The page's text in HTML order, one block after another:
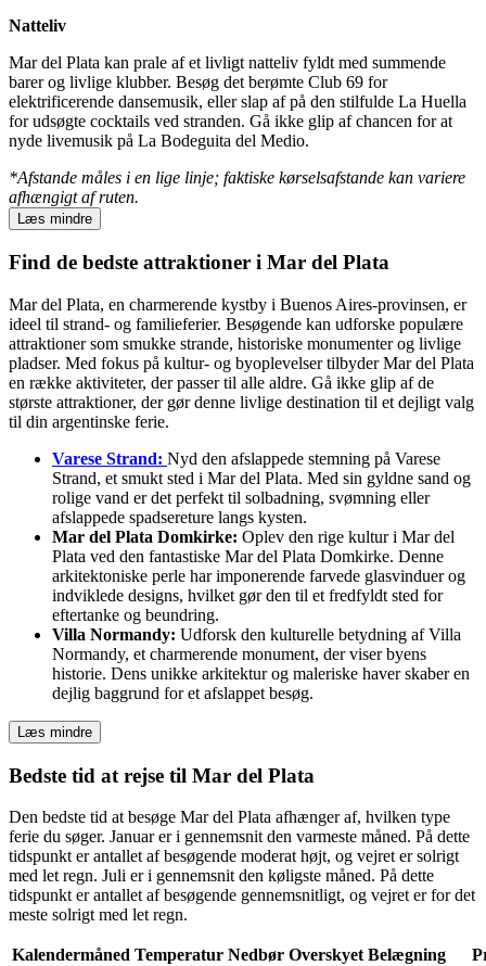
Natteliv
Mar del Plata kan prale af et livligt natteliv fyldt med summende
barer og livlige klubber. Besøg det berømte Club 69 for
elektrificerende dansemusik, eller slap af på den stilfulde La Huella
for udsøgte cocktails ved stranden. Gå ikke glip af chancen for at
nyde livemusik på La Bodeguita del Medio.
*Afstande måles i en lige linje; faktiske kørselsafstande kan variere
afhængigt af ruten.
Læs mindre
Find de bedste attraktioner i Mar del Plata
Mar del Plata, en charmerende kystby i Buenos Aires-provinsen, er
ideel til strand- og familieferier. Besøgende kan udforske populære
attraktioner som smukke strande, historiske monumenter og livlige
pladser. Med fokus på kultur- og byoplevelser tilbyder Mar del Plata
en række aktiviteter, der passer til alle aldre. Gå ikke glip af de
største attraktioner, der gør denne livlige destination til et dejligt valg
til din argentinske ferie.
Varese Strand: Nyd den afslappede stemning på Varese
Strand, et smukt sted i Mar del Plata. Med sin gyldne sand og
rolige vand er det perfekt til solbadning, svømning eller
afslappede spadsereture langs kysten.
Mar del Plata Domkirke: Oplev den rige kultur i Mar del
Plata ved den fantastiske Mar del Plata Domkirke. Denne
arkitektoniske perle har imponerende farvede glasvinduer og
indviklede designs, hvilket gør den til et fredfyldt sted for
eftertanke og beundring.
Villa Normandy: Udforsk den kulturelle betydning af Villa
Normandy, et charmerende monument, der viser byens
historie. Dens unikke arkitektur og maleriske haver skaber en
dejlig baggrund for et afslappet besøg.
Læs mindre
Bedste tid at rejse til Mar del Plata
Den bedste tid at besøge Mar del Plata afhænger af, hvilken type
ferie du søger. Januar er i gennemsnit den varmeste måned. På dette
tidspunkt er antallet af besøgende moderat højt, og vejret er solrigt
med let regn. Juli er i gennemsnit den køligste måned. På dette
tidspunkt er antallet af besøgende gennemsnitligt, og vejret er for det
meste solrigt med let regn.
Kalendermåned Temperatur Nedbør Overskyet Belægning